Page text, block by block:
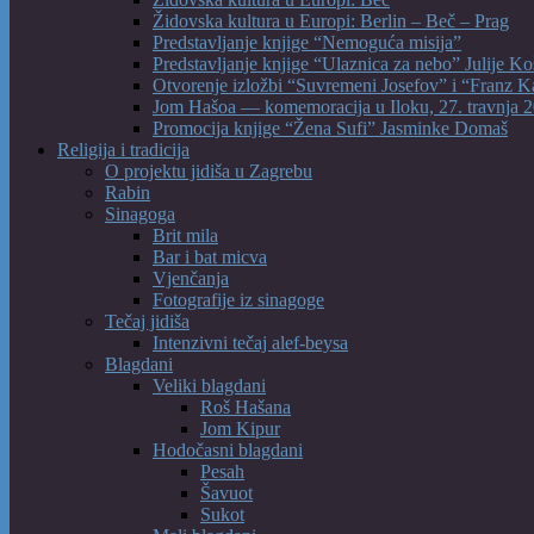
Židovska kultura u Europi: Berlin – Beč – Prag
Predstavljanje knjige “Nemoguća misija”
Predstavljanje knjige “Ulaznica za nebo” Julije
Otvorenje izložbi “Suvremeni Josefov” i “Franz
Jom Hašoa — komemoracija u Iloku, 27. travnja
Promocija knjige “Žena Sufi” Jasminke Domaš
Religija i tradicija
O projektu jidiša u Zagrebu
Rabin
Sinagoga
Brit mila
Bar i bat micva
Vjenčanja
Fotografije iz sinagoge
Tečaj jidiša
Intenzivni tečaj alef-beysa
Blagdani
Veliki blagdani
Roš Hašana
Jom Kipur
Hodočasni blagdani
Pesah
Šavuot
Sukot